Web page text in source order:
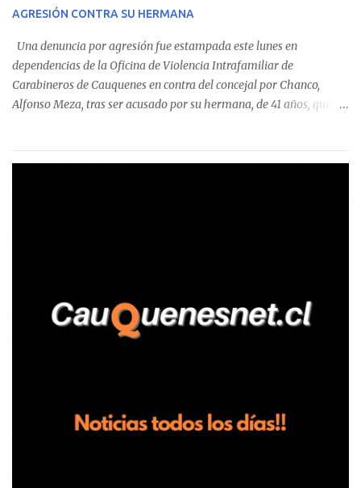
detectaron incumplimientos a la normativa vigente. El informe
precisa que la mayor cantidad de dinero apostado se registró en
Talca, donde...
AGRESIÓN CONTRA SU HERMANA
Una denuncia por agresión fue estampada este lunes en
dependencias de la Oficina de Violencia Intrafamiliar de
Carabineros de Cauquenes en contra del concejal por Chanco,
Alfonso Meza, tras ser acusado por su hermana, de 41 años, quien
relató que los hechos ocurrieron cerca de las 11:30 horas en el
trabajadores, el edil descendió del vehículo y, en medio de la
confrontación, la habría tomado de los hombros, empujado al
suelo y agredido con golpes de pies y manos, mientr...